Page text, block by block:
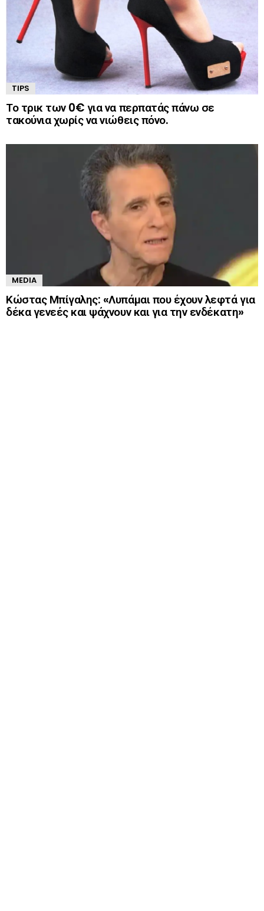
TIPS
Το τρικ των 0€ για να περπατάς πάνω σε
τακούνια χωρίς να νιώθεις πόνο.
MEDIA
Κώστας Μπίγαλης: «Λυπάμαι που έχουν λεφτά για
δέκα γενεές και ψάχνουν και για την ενδέκατη»